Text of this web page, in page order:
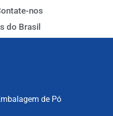
nos
do Brasil
de Pó